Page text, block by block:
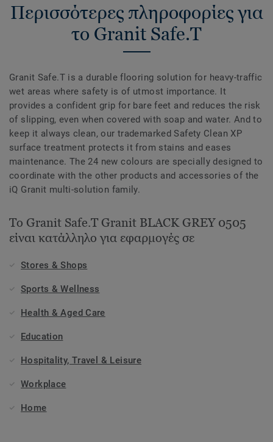
Περισσότερες πληροφορίες για
το Granit Safe.T
Granit Safe.T is a durable flooring solution for heavy-traffic
wet areas where safety is of utmost importance. It
provides a confident grip for bare feet and reduces the risk
of slipping, even when covered with soap and water. And to
keep it always clean, our trademarked Safety Clean XP
surface treatment protects it from stains and eases
maintenance. The 24 new colours are specially designed to
coordinate with the other products and accessories of the
iQ Granit multi-solution family.
Το Granit Safe.T Granit BLACK GREY 0505
είναι κατάλληλο για εφαρμογές σε
Stores & Shops
Sports & Wellness
Health & Aged Care
Education
Hospitality, Travel & Leisure
Workplace
Home